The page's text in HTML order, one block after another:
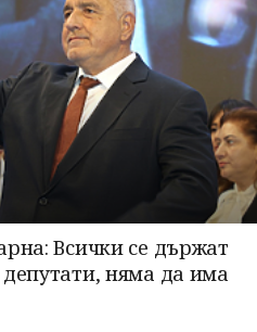
Всички се държат
няма да има